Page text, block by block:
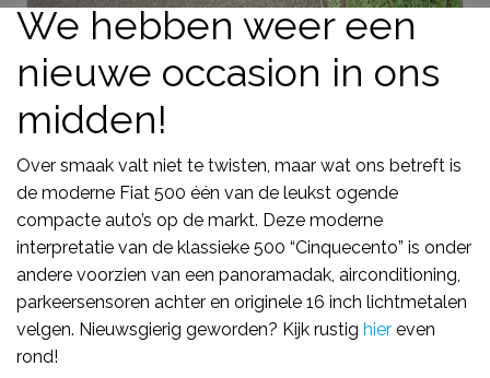
We hebben weer een
nieuwe occasion in ons
midden!
Over smaak valt niet te twisten, maar wat ons betreft is
de moderne Fiat 500 één van de leukst ogende
compacte auto’s op de markt. Deze moderne
interpretatie van de klassieke 500 “Cinquecento” is onder
andere voorzien van een panoramadak, airconditioning,
parkeersensoren achter en originele 16 inch lichtmetalen
velgen. Nieuwsgierig geworden? Kijk rustig hier even
rond!